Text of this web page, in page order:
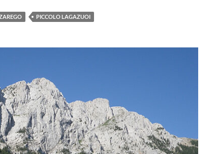
PICCOLO LAGAZUOI